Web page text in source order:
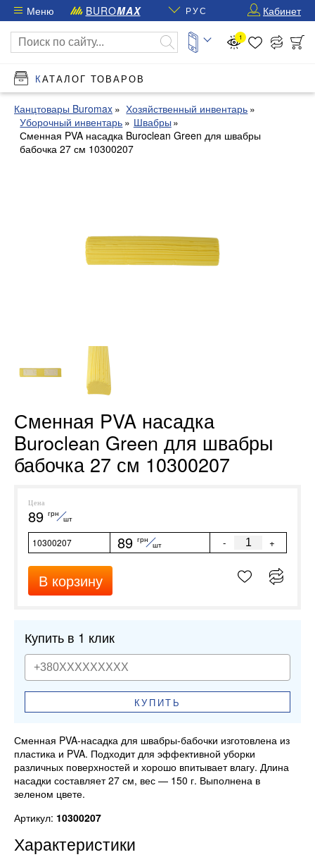
Меню BUROMAX РУС Кабинет
1
КАТАЛОГ ТОВАРОВ
Канцтовары Buromax
Хозяйственный инвентарь
Уборочный инвентарь
Швабры
Сменная PVA насадка Buroclean Green для швабры
бабочка 27 см 10300207
Сменная PVA насадка
Buroclean Green для швабры
бабочка 27 см 10300207
Цена
89 грн
шт
10300207 89 грн
шт - +
В корзину
Купить в 1 клик
КУПИТЬ
Сменная PVA-насадка для швабры-бабочки изготовлена из
пластика и PVA. Подходит для эффективной уборки
различных поверхностей и хорошо впитывает влагу. Длина
насадки составляет 27 см, вес — 150 г. Выполнена в
зеленом цвете.
Артикул: 10300207
Характеристики